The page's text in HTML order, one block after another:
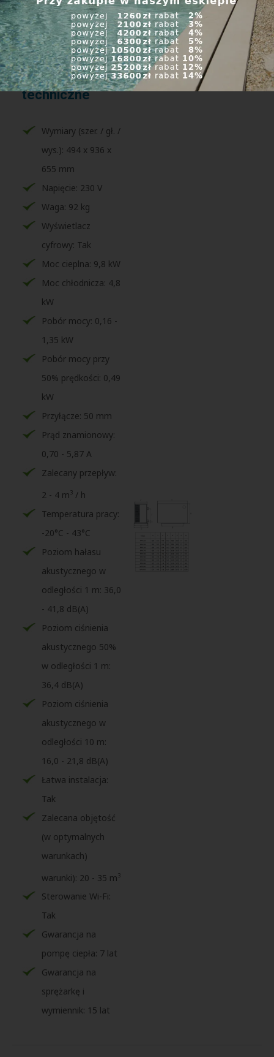
zestaw odpływowy
instrukcje
Parametry
techniczne
Wymiary (szer. / gł. /
wys.): 494 x 936 x
655 mm
Napięcie: 230 V
Waga: 92 kg
Wyświetlacz
cyfrowy: Tak
Moc cieplna: 9,8 kW
Moc chłodnicza: 4,8
kW
Pobór mocy: 0,16 -
1,35 kW
Pobór mocy przy
50% prędkości: 0,49
kW
Przyłącze: 50 mm
Prąd znamionowy:
0,70 - 5,87 A
Zalecany przepływ:
2 - 4 m3 / h
Temperatura pracy:
-20°C - 43°C
Poziom hałasu
akustycznego w
odległości 1 m: 36,0
- 41,8 dB(A)
Poziom ciśnienia
akustycznego 50%
w odległości 1 m:
36,4 dB(A)
Poziom ciśnienia
akustycznego w
odległości 10 m:
16,0 - 21,8 dB(A)
Łatwa instalacja:
Tak
Zalecana objętość
(w optymalnych
warunkach)
warunki): 20 - 35 m3
Sterowanie Wi-Fi:
Tak
Gwarancja na
pompę ciepła: 7 lat
Gwarancja na
sprężarkę i
wymiennik: 15 lat